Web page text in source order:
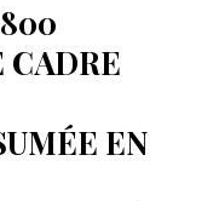
CADRE
EN